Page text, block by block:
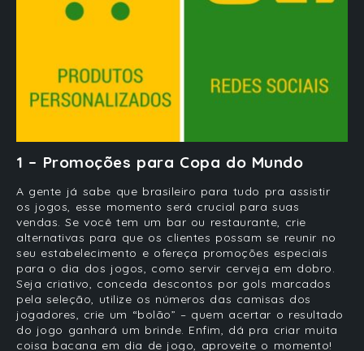
1 – Promoções para Copa do Mundo
A gente já sabe que brasileiro para tudo pra assistir
os jogos, esse momento será crucial para suas
vendas. Se você tem um bar ou restaurante, crie
alternativas para que os clientes possam se reunir no
seu estabelecimento e ofereça promoções especiais
para o dia dos jogos, como servir cerveja em dobro.
Seja criativo, conceda descontos por gols marcados
pela seleção, utilize os números das camisas dos
jogadores, crie um “bolão” – quem acertar o resultado
do jogo ganhará um brinde. Enfim, dá pra criar muita
coisa bacana em dia de jogo, aproveite o momento!